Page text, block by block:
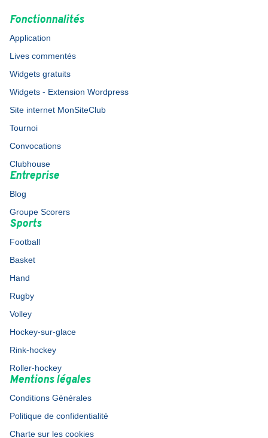
Fonctionnalités
Application
Lives commentés
Widgets gratuits
Widgets - Extension Wordpress
Site internet MonSiteClub
Tournoi
Convocations
Clubhouse
Entreprise
Blog
Groupe Scorers
Sports
Football
Basket
Hand
Rugby
Volley
Hockey-sur-glace
Rink-hockey
Roller-hockey
Mentions légales
Conditions Générales
Politique de confidentialité
Charte sur les cookies